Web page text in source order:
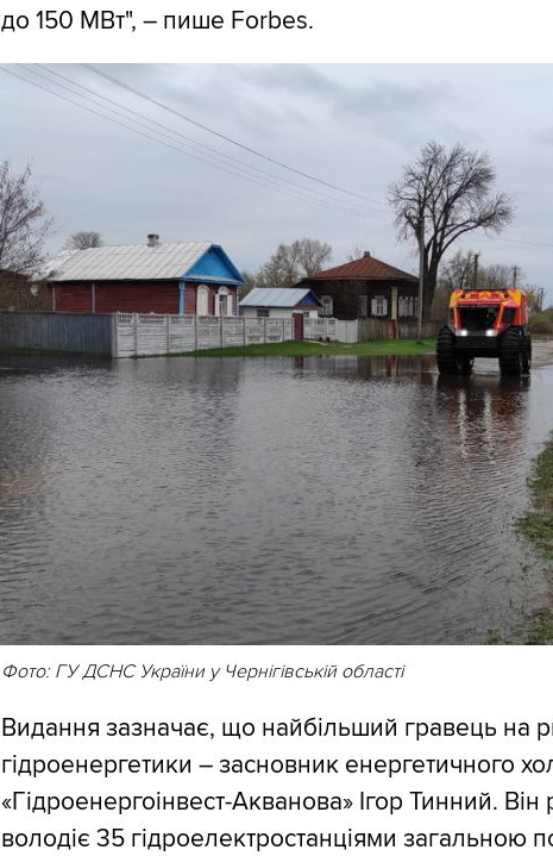
до 150 МВт", – пише Forbes.
Фото: ГУ ДСНС України у Чернігівській області
Видання зазначає, що найбільший гравець на
гідроенергетики – засновник енергетичного
«Гідроенергоінвест-Акванова» Ігор Тинний.
володіє 35 гідроелектростанціями загальною